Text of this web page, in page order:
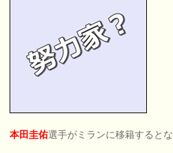
本田圭佑選手がミランに移籍するとな